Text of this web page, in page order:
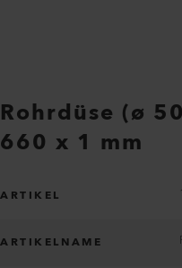
Rohrdüse (ø
660 x 1 mm
ARTIKEL
ARTIKELNAME